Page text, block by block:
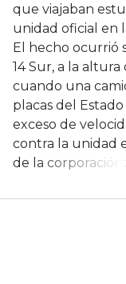
que viajaban
unidad oficial en
El hecho ocurrió
14 Sur, a la altura
cuando una
placas del
exceso de
contra la unidad
de la corporación.